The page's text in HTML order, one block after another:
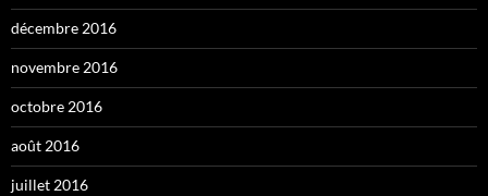
décembre 2016
novembre 2016
octobre 2016
août 2016
juillet 2016